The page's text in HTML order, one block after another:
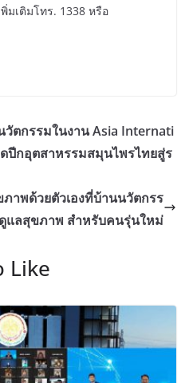
มเติมโทร. 1338 หรือ
ตกรรมในงาน Asia Internati
ปีกอุตสาหรรมสมุนไพรไทยสู่ร
าพด้วยตัวเองที่บ้านนวัตกรร
แลสุขภาพ สำหรับคนรุ่นใหม่
Like